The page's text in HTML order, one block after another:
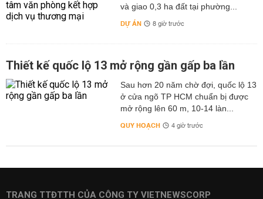
và giao 0,3 ha đất tại phường...
DỰ ÁN 8 giờ trước
Thiết kế quốc lộ 13 mở rộng gần gấp ba lần
Sau hơn 20 năm chờ đợi, quốc lộ 13
ở cửa ngõ TP HCM chuẩn bị được
mở rộng lên 60 m, 10-14 làn...
QUY HOẠCH 4 giờ trước
TRANG TTĐTTH CỦA CÔNG TY VIETNEWSCORP